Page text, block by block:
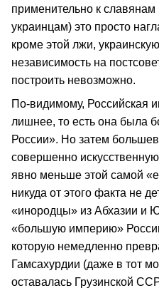
применительно к
украинцам) это просто
кроме этой лжи,
независимость на
построить невозможно.
По-видимому, Российская
лишнее, то есть она была
России». Но затем
совершенно
явно меньше этой самой
никуда от этого факта не
«инородцы» из Абхазии и
«большую империю»
которую немедленно
Гамсахурдии (даже в тот
оставалась Грузинской